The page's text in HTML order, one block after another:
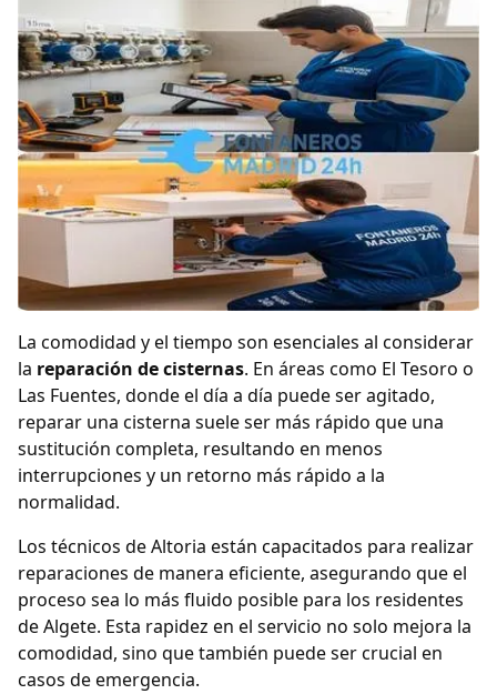
La comodidad y el tiempo son esenciales al considerar
la reparación de cisternas. En áreas como El Tesoro o
Las Fuentes, donde el día a día puede ser agitado,
reparar una cisterna suele ser más rápido que una
sustitución completa, resultando en menos
interrupciones y un retorno más rápido a la
normalidad.
Los técnicos de Altoria están capacitados para realizar
reparaciones de manera eficiente, asegurando que el
proceso sea lo más fluido posible para los residentes
de Algete. Esta rapidez en el servicio no solo mejora la
comodidad, sino que también puede ser crucial en
casos de emergencia.